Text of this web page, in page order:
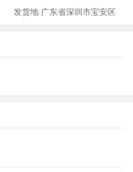
发货地:广东省深圳市宝安区